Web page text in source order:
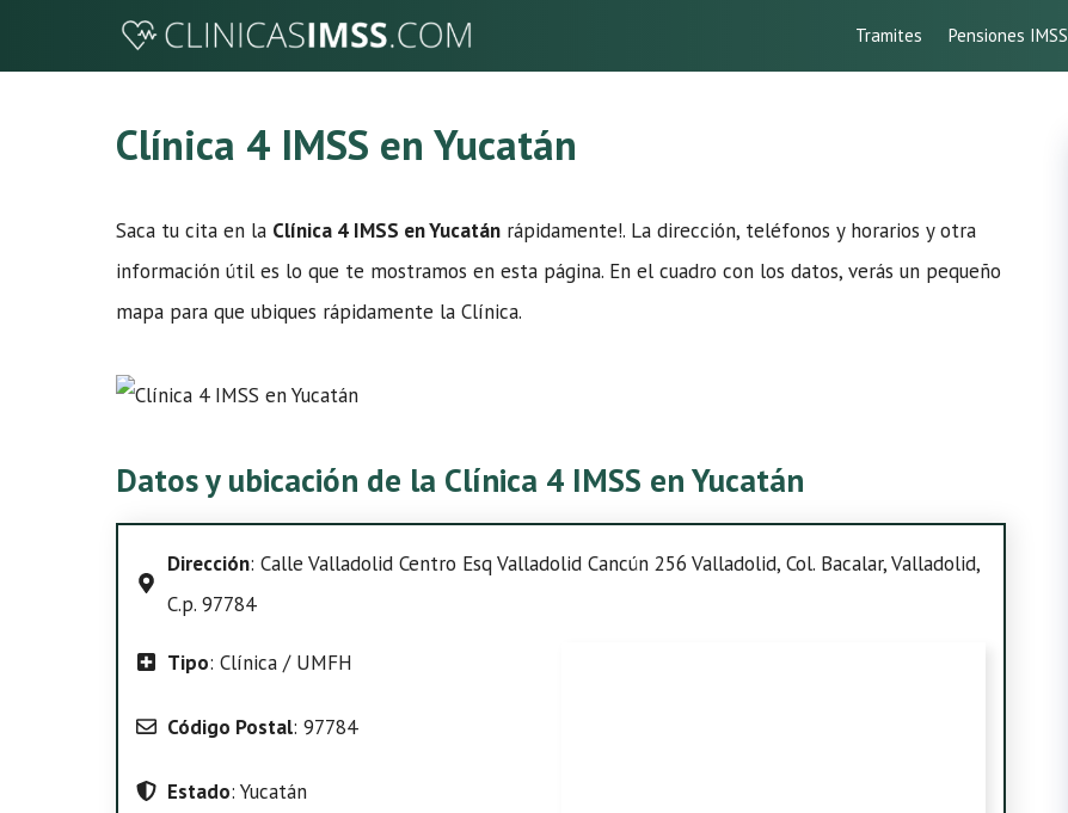
Tramites Pensiones IMSS
Clínica 4 IMSS en Yucatán
Saca tu cita en la Clínica 4 IMSS en Yucatán rápidamente!. La dirección, teléfonos y horarios y otra
información útil es lo que te mostramos en esta página. En el cuadro con los datos, verás un pequeño
mapa para que ubiques rápidamente la Clínica.
Datos y ubicación de la Clínica 4 IMSS en Yucatán
Dirección: Calle Valladolid Centro Esq Valladolid Cancún 256 Valladolid, Col. Bacalar, Valladolid,
C.p. 97784
Tipo: Clínica / UMFH
Código Postal: 97784
Estado: Yucatán